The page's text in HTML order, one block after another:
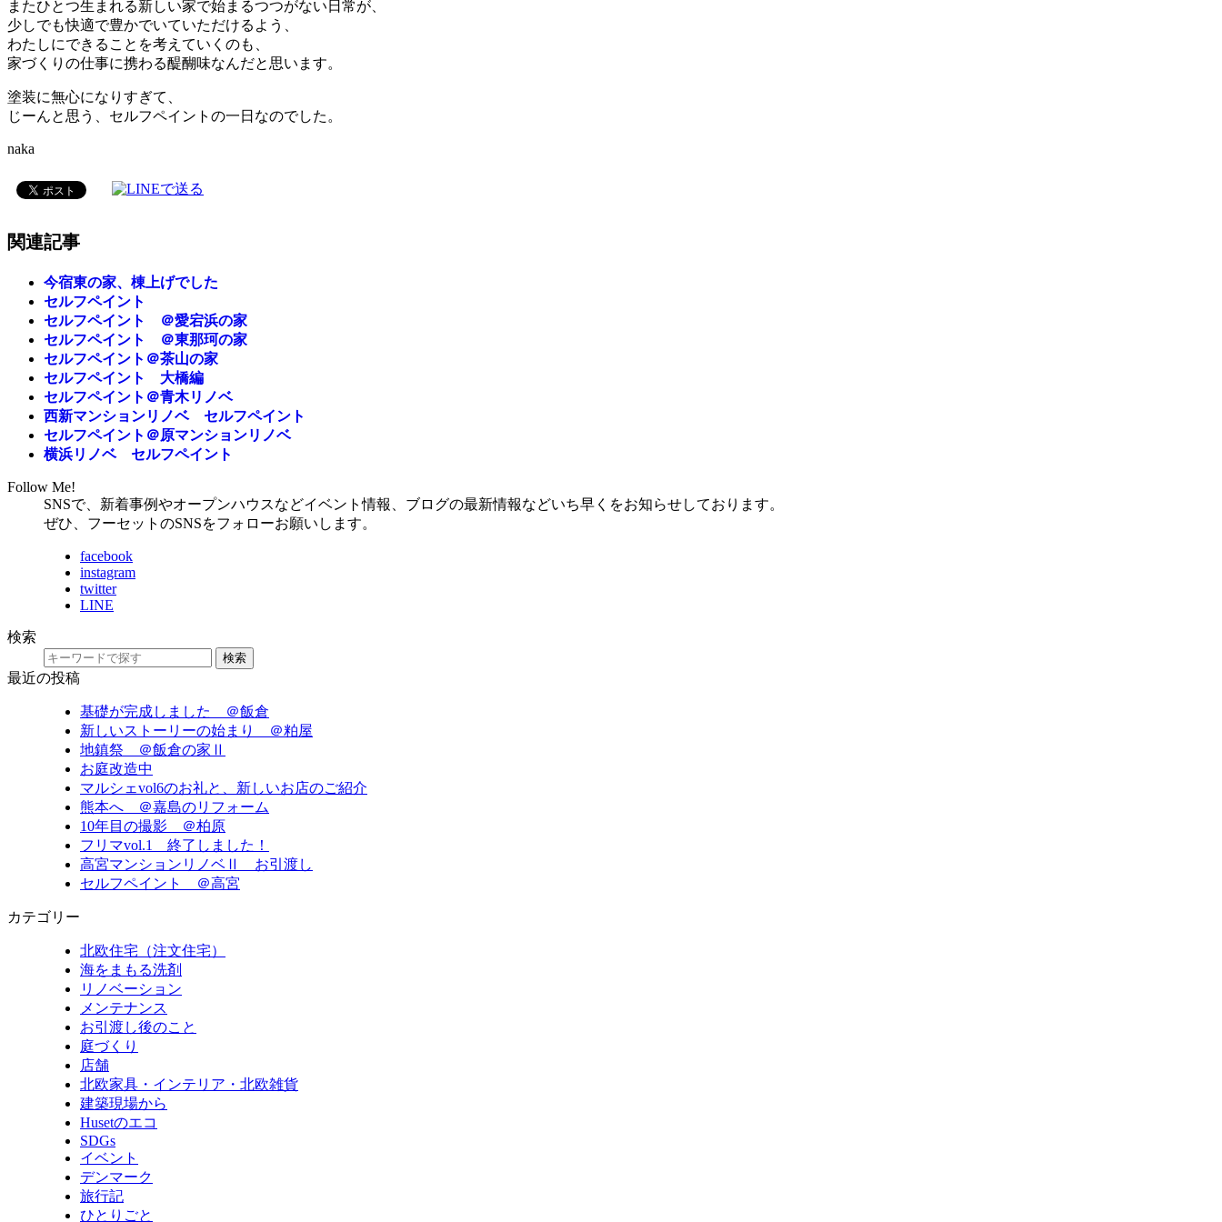
またひとつ生まれる新しい家で始まるつつがない日常が、
少しでも快適で豊かでいていただけるよう、
わたしにできることを考えていくのも、
家づくりの仕事に携わる醍醐味なんだと思います。
塗装に無心になりすぎて、
じーんと思う、セルフペイントの一日なのでした。
naka
関連記事
今宿東の家、棟上げでした
セルフペイント
セルフペイント ＠愛宕浜の家
セルフペイント ＠東那珂の家
セルフペイント＠茶山の家
セルフペイント 大橋編
セルフペイント＠青木リノベ
西新マンションリノベ セルフペイント
セルフペイント＠原マンションリノベ
横浜リノベ セルフペイント
Follow Me!
SNSで、新着事例やオープンハウスなどイベント情報、ブログの最新情報などいち早くをお知らせしております。
ぜひ、フーセットのSNSをフォローお願いします。
facebook
instagram
twitter
LINE
検索
検索
最近の投稿
基礎が完成しました ＠飯倉
新しいストーリーの始まり ＠粕屋
地鎮祭 ＠飯倉の家Ⅱ
お庭改造中
マルシェvol6のお礼と、新しいお店のご紹介
熊本へ ＠嘉島のリフォーム
10年目の撮影 ＠柏原
フリマvol.1 終了しました！
高宮マンションリノベⅡ お引渡し
セルフペイント ＠高宮
カテゴリー
北欧住宅（注文住宅）
海をまもる洗剤
リノベーション
メンテナンス
お引渡し後のこと
庭づくり
店舗
北欧家具・インテリア・北欧雑貨
建築現場から
Husetのエコ
SDGs
イベント
デンマーク
旅行記
ひとりごと